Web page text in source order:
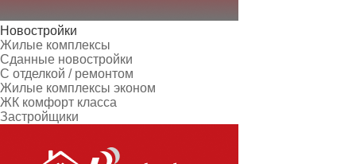
Новостройки
Жилые комплексы
Сданные новостройки
С отделкой / ремонтом
Жилые комплексы эконом
ЖК комфорт класса
Застройщики